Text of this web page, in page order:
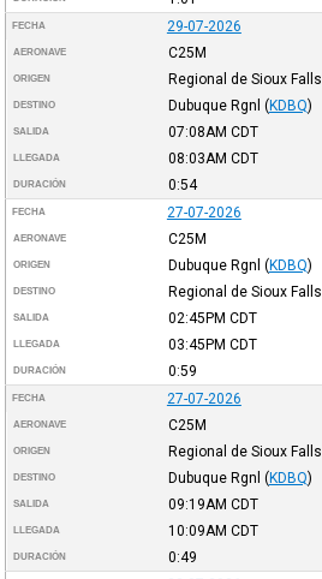
FECHA 29-07-2026
AERONAVE C25M
ORIGEN Regional de Sioux Falls
DESTINO Dubuque Rgnl (KDBQ)
SALIDA 07:08AM CDT
LLEGADA 08:03AM CDT
DURACIÓN 0:54
FECHA 27-07-2026
AERONAVE C25M
ORIGEN Dubuque Rgnl (KDBQ)
DESTINO Regional de Sioux Falls
SALIDA 02:45PM CDT
LLEGADA 03:45PM CDT
DURACIÓN 0:59
FECHA 27-07-2026
AERONAVE C25M
ORIGEN Regional de Sioux Falls
DESTINO Dubuque Rgnl (KDBQ)
SALIDA 09:19AM CDT
LLEGADA 10:09AM CDT
DURACIÓN 0:49